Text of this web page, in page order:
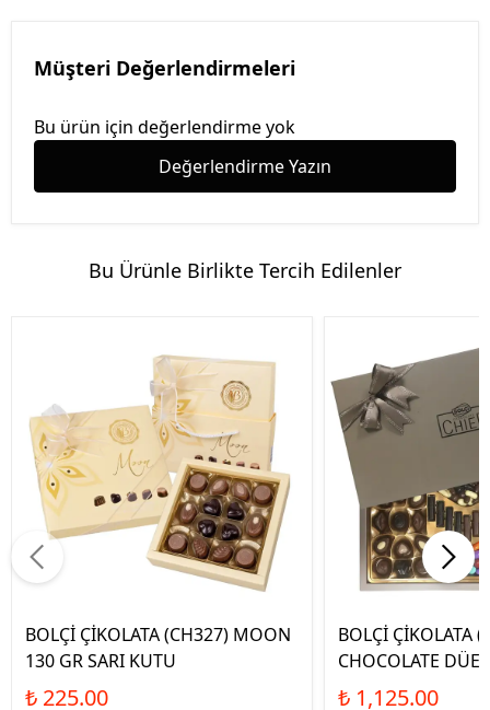
Müşteri Değerlendirmeleri
Bu ürün için değerlendirme yok
Değerlendirme Yazın
Bu Ürünle Birlikte Tercih Edilenler
BOLÇİ ÇİKOLATA (CH327) MOON
130 GR SARI KUTU
₺ 225.00
BOLÇİ ÇİKOLATA
CHOCOLATE
₺ 1,125.00